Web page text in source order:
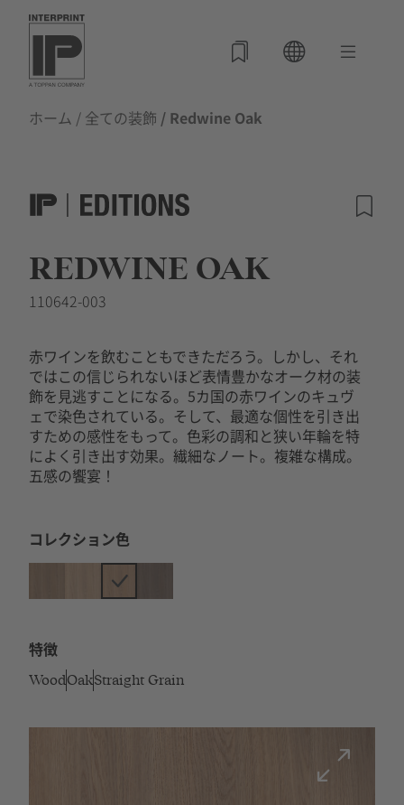
ホーム / 全ての装飾 / Redwine Oak
REDWINE OAK
110642-003
赤ワインを飲むこともできただろう。しかし、それ
ではこの信じられないほど表情豊かなオーク材の装
飾を見逃すことになる。5カ国の赤ワインのキュヴ
ェで染色されている。そして、最適な個性を引き出
すための感性をもって。色彩の調和と狭い年輪を特
によく引き出す効果。繊細なノート。複雑な構成。
五感の饗宴！
コレクション色
特徴
Wood OakStraight Grain